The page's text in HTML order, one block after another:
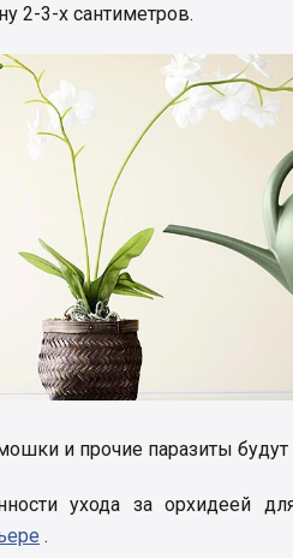
2-3-х сантиметров.
и прочие паразиты
ухода за орхидеей
.